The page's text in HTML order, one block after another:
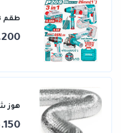
طقم 3 أدوات احترافية من توتال
هوز